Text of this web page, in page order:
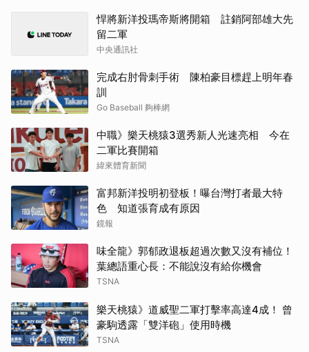
悍將新洋投瑪帝斯將開箱 註銷阿部雄大先
留二軍
中央通訊社
完成右肘骨刺手術 陳柏豪目標趕上明年春
訓
Go Baseball 夠棒網
中職》樂天桃猿3選秀新人光速亮相 今在
二軍比賽開箱
緯來體育新聞
富邦新洋投明初登板！曝台灣打者最大特
色 知道張育成有原因
鏡報
味全龍》郭郁政退板超過次數又沒有補位！
葉總語重心長：不能說沒有給你機會
TSNA
樂天桃猿》道威聖二軍打擊率高達4成！ 曾
豪駒透露「雙洋砲」使用時機
TSNA